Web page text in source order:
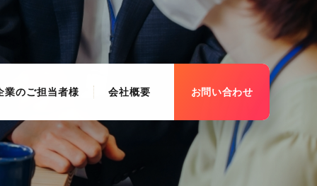
業のご担当者様 会社概要 お問い合わせ